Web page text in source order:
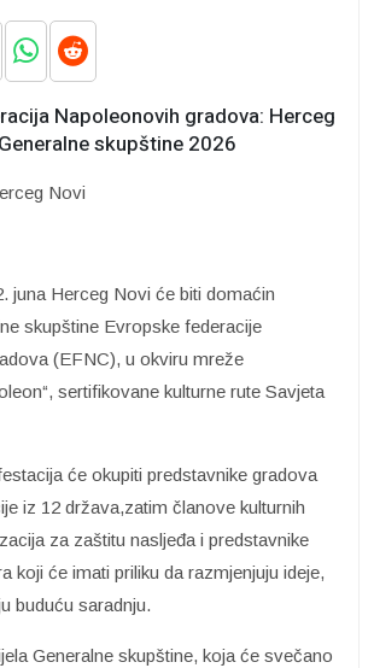
Napoleonovih gradova: Herceg
skupštine 2026
Novi
juna Herceg Novi će biti domaćin
skupštine Evropske federacije
(EFNC), u okviru mreže
sertifikovane kulturne rute Savjeta
će okupiti predstavnike gradova
iz 12 država,zatim članove kulturnih
za zaštitu nasljeđa i predstavnike
koji će imati priliku da razmjenjuju ideje,
buduću saradnju.
Generalne skupštine, koja će svečano